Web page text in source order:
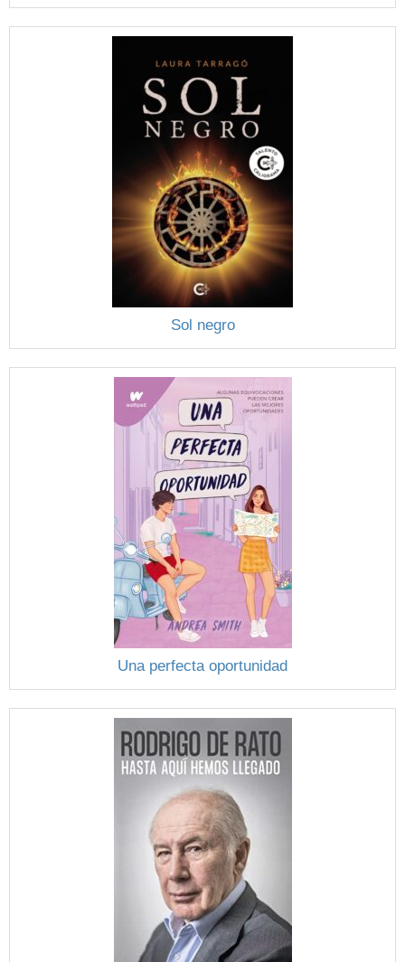
Sol negro
Una perfecta oportunidad